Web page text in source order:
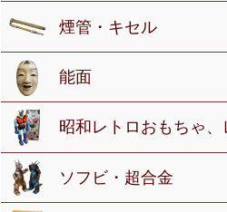
煙管・キセル
能面
昭和レトロおもちゃ
ソフビ・超合金